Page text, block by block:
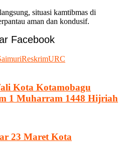
situasi kamtibmas di
aman dan kondusif.
Facebook
ReskrimURC
Kota Kotamobagu
1 Muharram 1448 Hijriah
23 Maret Kota